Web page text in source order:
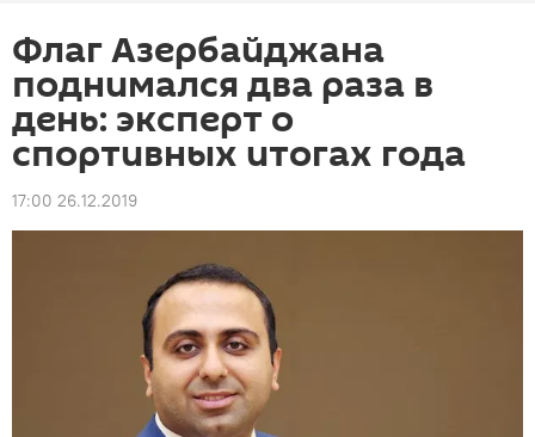
Флаг Азербайджана
поднимался два раза в
день: эксперт о
спортивных итогах года
17:00 26.12.2019